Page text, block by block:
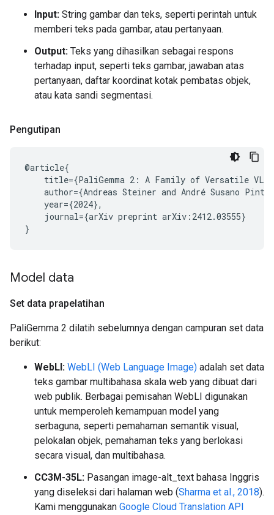
Input: String gambar dan teks, seperti perintah untuk
memberi teks pada gambar, atau pertanyaan.
Output: Teks yang dihasilkan sebagai respons
terhadap input, seperti teks gambar, jawaban atas
pertanyaan, daftar koordinat kotak pembatas objek,
atau kata sandi segmentasi.
Pengutipan
@article{
title={PaliGemma 2: A Family of Versatile
author={Andreas Steiner and André Susano
    year={2024},
    journal={arXiv preprint arXiv:2412.03555}
Model data
Set data prapelatihan
PaliGemma 2 dilatih sebelumnya dengan campuran set data
berikut:
WebLI: WebLI (Web Language Image) adalah set data
teks gambar multibahasa skala web yang dibuat dari
web publik. Berbagai pemisahan WebLI digunakan
untuk memperoleh kemampuan model yang
serbaguna, seperti pemahaman semantik visual,
pelokalan objek, pemahaman teks yang berlokasi
secara visual, dan multibahasa.
CC3M-35L: Pasangan image-alt_text bahasa Inggris
yang diseleksi dari halaman web (Sharma et al., 2018).
Kami menggunakan Google Cloud Translation API